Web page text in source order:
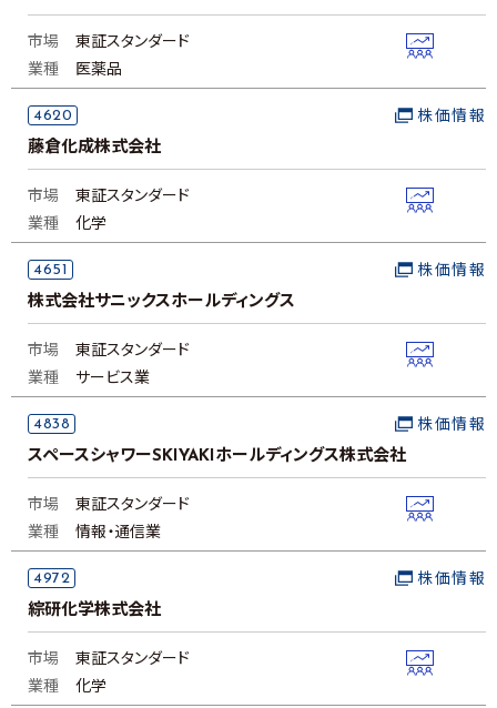
市場
東証スタンダード
業種
医薬品
4620
藤倉化成株式会社
株価情報
市場
東証スタンダード
業種
化学
4651
株式会社サニックスホールディングス
株価情報
市場
東証スタンダード
業種
サービス業
4838
スペースシャワーSKIYAKIホールディングス株式会社
株価情報
市場
東証スタンダード
業種
情報・通信業
4972
綜研化学株式会社
株価情報
市場
東証スタンダード
業種
化学